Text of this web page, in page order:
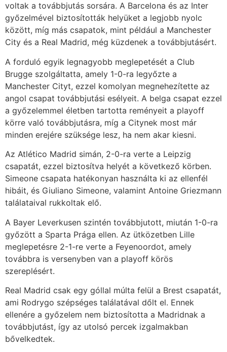
voltak a továbbjutás sorsára. A Barcelona és az Inter
győzelmével biztosították helyüket a legjobb nyolc
között, míg más csapatok, mint például a Manchester
City és a Real Madrid, még küzdenek a továbbjutásért.
A forduló egyik legnagyobb meglepetését a Club
Brugge szolgáltatta, amely 1-0-ra legyőzte a
Manchester Cityt, ezzel komolyan megnehezítette az
angol csapat továbbjutási esélyeit. A belga csapat ezzel
a győzelemmel életben tartotta reményeit a playoff
körre való továbbjutásra, míg a Citynek most már
minden erejére szüksége lesz, ha nem akar kiesni.
Az Atlético Madrid simán, 2-0-ra verte a Leipzig
csapatát, ezzel biztosítva helyét a következő körben.
Simeone csapata hatékonyan használta ki az ellenfél
hibáit, és Giuliano Simeone, valamint Antoine Griezmann
találataival rukkoltak elő.
A Bayer Leverkusen szintén továbbjutott, miután 1-0-ra
győzött a Sparta Prága ellen. Az ütközetben Lille
meglepetésre 2-1-re verte a Feyenoordot, amely
továbbra is versenyben van a playoff körös
szereplésért.
Real Madrid csak egy góllal múlta felül a Brest csapatát,
ami Rodrygo szépséges találatával dőlt el. Ennek
ellenére a győzelem nem biztosította a Madridnak a
továbbjutást, így az utolsó percek izgalmakban
bővelkedtek.